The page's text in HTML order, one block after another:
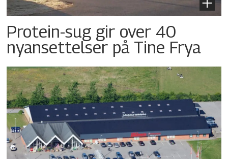
Protein-sug gir over 40
nyansettelser på Tine Frya